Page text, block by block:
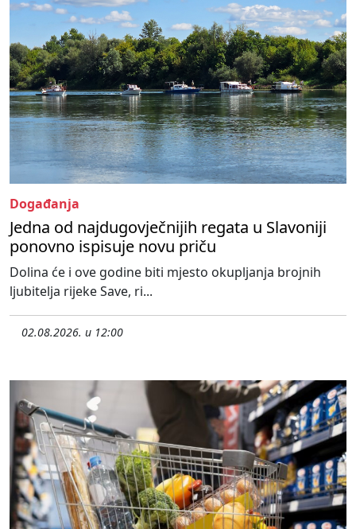
Događanja
Jedna od najdugovječnijih regata u Slavoniji
ponovno ispisuje novu priču
Dolina će i ove godine biti mjesto okupljanja brojnih
ljubitelja rijeke Save, ri...
02.08.2026. u 12:00